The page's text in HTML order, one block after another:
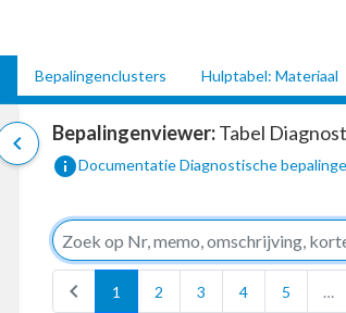
Bepalingenclusters Hulptabel: Materiaal
chevron_left Bepalingenviewer:Tabel
infoDocumentatie Diagnostische
chevron_left
1 2 3 4 5 …